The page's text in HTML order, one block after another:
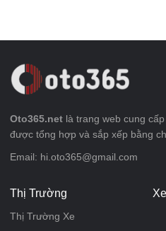
Oto365.net là trang web cung
được tổng hợp và sắp xếp bằng
Email: hi.oto365@gmail.com
Thị Trường
Thị Trường Xe